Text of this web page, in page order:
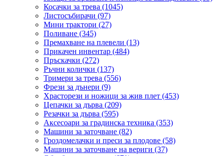
Косачки за трева (1045)
Листосъбирачи (97)
Мини трактори (27)
Поливане (345)
Премахване на плевели (13)
Прикачен инвентар (484)
Пръскачки (272)
Ръчни колички (137)
Тримери за трева (556)
Фрези за дънери (9)
Храсторези и ножици за жив плет (453)
Цепачки за дърва (209)
Резачки за дърва (595)
Аксесоари за градинска техника (353)
Машини за заточване (82)
Гроздомелачки и преси за плодове (58)
Машини за заточване на вериги (37)